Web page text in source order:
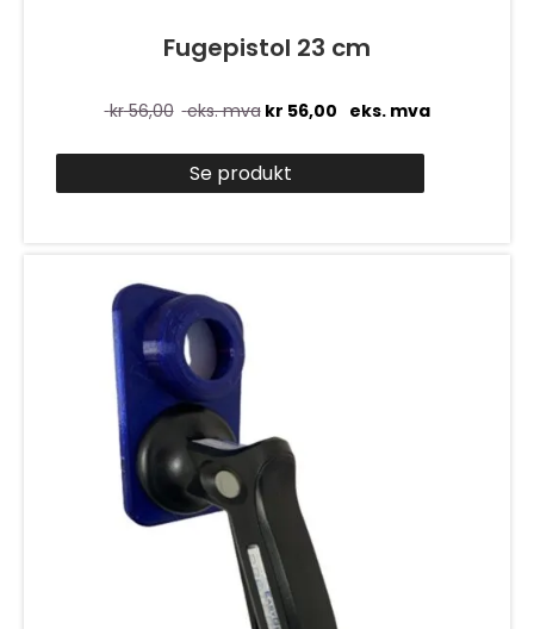
Fugepistol 23 cm
kr56,00 eks. mva kr 56,00 eks. mva
Se produkt